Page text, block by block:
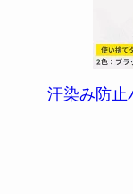
汗染み防止